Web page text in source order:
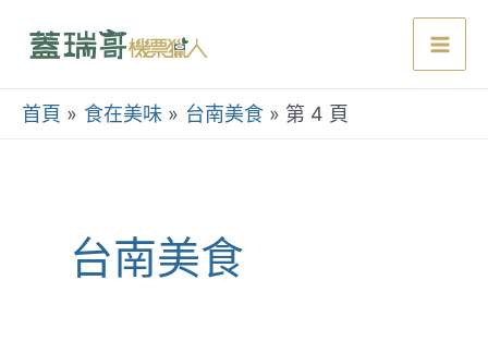
首頁 食在美味 台南美食 第 4 頁
台南美食